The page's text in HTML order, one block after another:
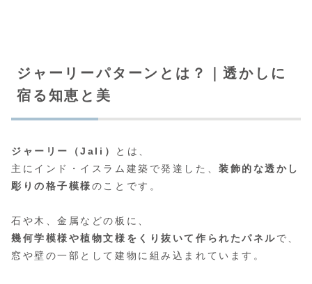
ジャーリーパターンとは？｜透かしに
宿る知恵と美
ジャーリー（Jali）
とは、
主にインド・イスラム建築で発達した、装飾的な透かし
彫りの格子模様のことです。
石や木、金属などの板に、
幾何学模様や植物文様をくり抜いて作られたパネルで、
窓や壁の一部として建物に組み込まれています。